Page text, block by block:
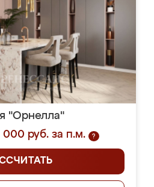
"Орнелла"
000 руб. за п.м.
?